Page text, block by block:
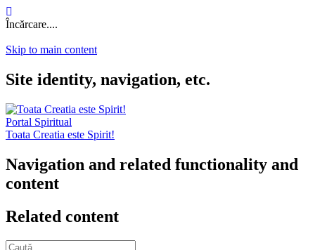
Încărcare....
Skip to main content
Site identity, navigation, etc.
Portal Spiritual
Toata Creatia este Spirit!
Navigation and related functionality and
content
Related content